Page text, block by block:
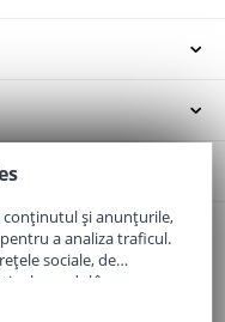
Bihor
conținutul și anunțurile,
a analiza traficul.
sociale, de
la modul în care
cu alte informații